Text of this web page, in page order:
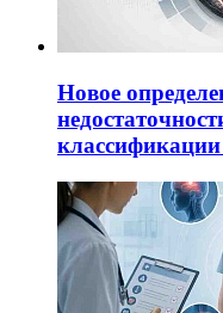
Новое